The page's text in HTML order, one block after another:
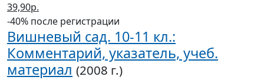
39,90р.
-40% после регистрации
Вишневый сад. 10-11 кл.:
Комментарий, указатель, учеб.
материал (2008 г.)